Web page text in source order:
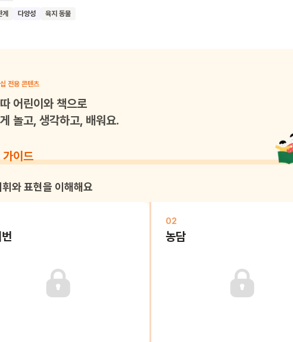
독자들이 스스로 가진 놀라운 능력(고유의 장점)을 사랑하고 자존감을 키울 수
다양성 육지 동물
전용 콘텐츠
어린이와 책으로
놀고, 생각하고, 배워요.
가이드
휘와 표현을 이해해요
02
농담